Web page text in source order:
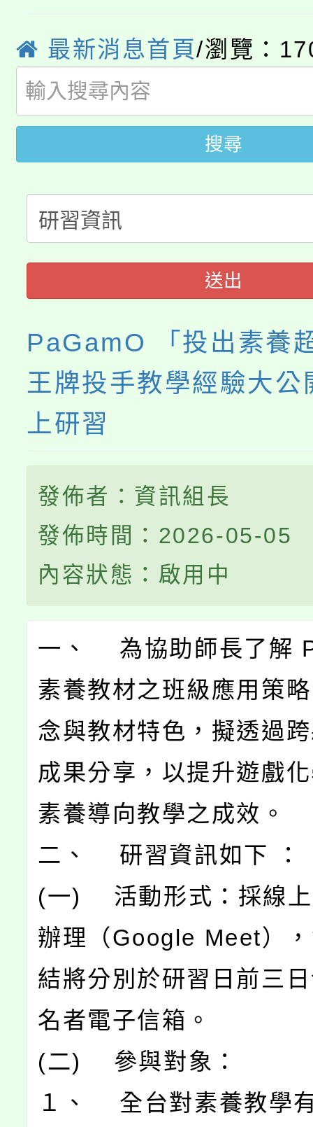
開!
115年桃園市運動會8/
田徑場及游泳池舉行。
桃園市低收入戶享有免
視費優惠，中低收入戶
半價優惠，詳情可洽有
大園自造教育及科技中
份教師增能研習
大溪自造教育及科技
會
115年食農教育專業人
程
最新消息首頁/瀏覽：
搜尋
送出
PaGamO 「投出素養
王牌投手教學經驗大公
上研習
發佈者：資訊組長
發佈時間：2026-05-05
內容狀態：啟用中
一、 為協助師長了解
素養教材之班級應用策
念與教材特色，擬透過
成果分享，以提升遊戲
素養導向教學之成效。
二、 研習資訊如下 ：
(一) 活動形式：採線上
辦理（Google Meet）
結將分別於研習日前三
名者電子信箱。
(二) 參與對象：
１、 全台對素養教學